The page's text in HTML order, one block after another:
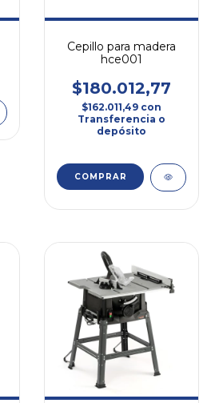
Cepillo para madera
hce001
$180.012,77
$162.011,49 con
Transferencia o
depósito